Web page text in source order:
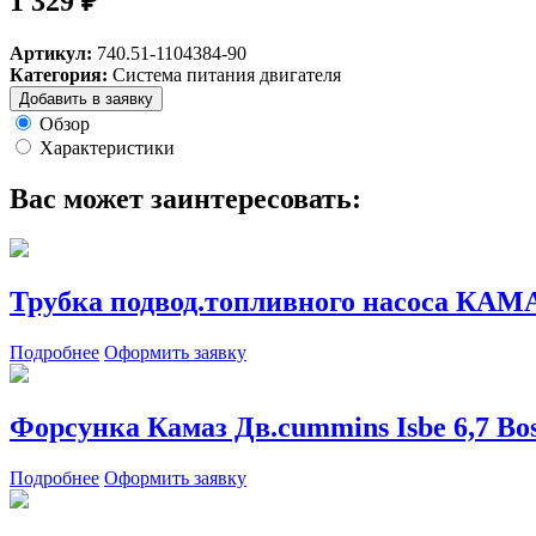
Артикул: 740.51-1104384-90
Категория: Система питания двигателя
Добавить в заявку
Обзор
Характеристики
Вас может заинтересовать:
Трубка подвод.топливного насоса
Подробнее Оформить заявку
Форсунка Камаз Дв.cummins Isbe 6,7
Подробнее Оформить заявку